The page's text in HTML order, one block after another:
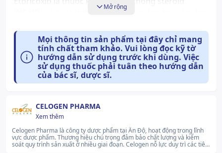
(NSAID) có hoạt tính kháng viêm, giảm đau và giảm
(COX - 2) mạnh, chọn lọc, có hoạt tính khi uống
trong phạm vi và cao hơn phạm vi liều dùng trên
lâm sàng.
Người ta đã chứng minh COX - 2 có trách nhiệm chủ
yếu trong tổng hợp các chất trung gian của axid
COX - 2 do dùng etoricoxib đã làm giảm các dấu
tính ở đường tiêu hóa mà không có tác dụng lên
chức năng tiểu cầu.
Mở rộng
Mọi thông tin sản phẩm tại đây chỉ mang
tính chất tham khảo. Vui lòng đọc kỹ tờ
hướng dẫn sử dụng trước khi dùng. Việc
sử dụng thuốc phải tuân theo hướng dẫn
của bác sĩ, dược sĩ.
CELOGEN PHARMA
Xem thêm
Celogen Pharma là công ty dược phẩm tại Ấn Độ, hoạt động trong lĩnh
vực dược phẩm. Thương hiệu chú trọng đảm bảo chất lượng và kiểm
soát quy trình sản xuất ở nhiều giai đoạn. Celogen nỗ lực duy trì các tiêu